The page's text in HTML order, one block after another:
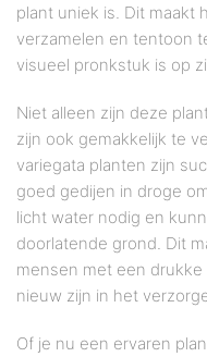
plant uniek is. Dit maakt
verzamelen en tentoon
visueel pronkstuk is op
Niet alleen zijn deze
zijn ook gemakkelijk te
variegata planten zijn
goed gedijen in droge
licht water nodig en
doorlatende grond. Dit
mensen met een
nieuw zijn in het
Of je nu een ervaren